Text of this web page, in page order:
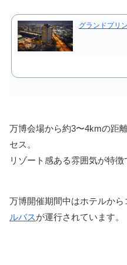
グランドプリ
万博会場から約3〜4kmの距
セス。
リゾート感ある雰囲気が特徴
万博開催期間中はホテルか
ルバスが運行されています。